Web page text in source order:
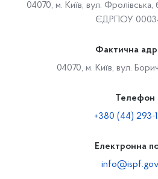
04070, м. Київ, вул.
ЄДРПОУ
Фактична
04070, м. Київ, вул.
Телефон
+380 (44) 293-
Електронна